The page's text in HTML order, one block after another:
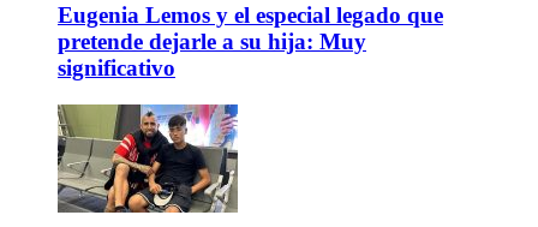
Eugenia Lemos y el especial legado que
pretende dejarle a su hija: Muy
significativo